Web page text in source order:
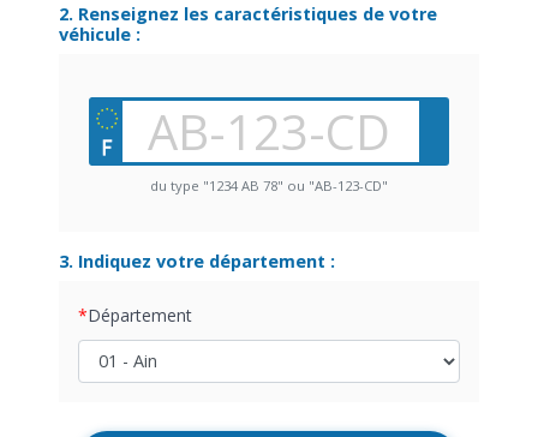
2. Renseignez les caractéristiques de votre
véhicule :
du type "1234 AB 78" ou "AB-123-CD"
3. Indiquez votre département :
Département